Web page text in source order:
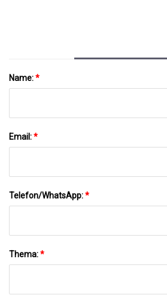
Name:*
Email:*
Telefon/WhatsApp:*
Thema:*